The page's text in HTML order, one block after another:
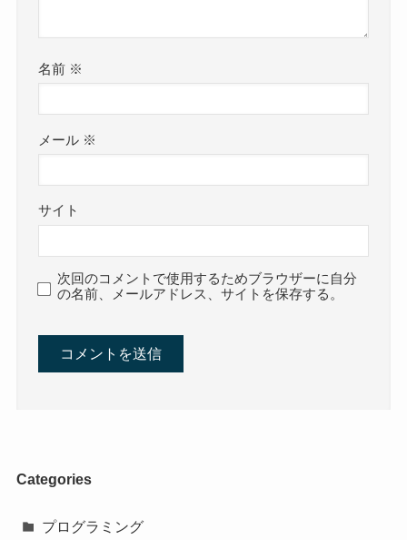
名前 ※
メール ※
サイト
次回のコメントで使用するためブラウザーに自分
の名前、メールアドレス、サイトを保存する。
Categories
プログラミング